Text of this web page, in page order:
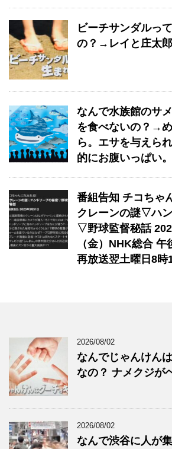
ビーチサンダルっ
の？→レイと庄太
なんで水族館のサ
を食べないの？→
ら。エサを与えら
的にお腹いっぱい。
番組告知 チコちゃ
クレーンの謎▽ハ
▽野球監督秘話
（金）NHK総合 午
再放送翌土曜日8時
2026/08/02
なんでじゃんけん
なの？ ナメクジが
2026/08/02
なんで渋谷に人が